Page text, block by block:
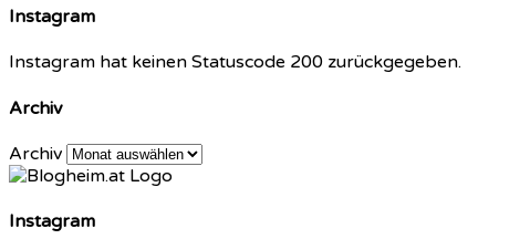
Instagram
Instagram hat keinen Statuscode 200 zurückgegeben.
Archiv
Archiv
Instagram